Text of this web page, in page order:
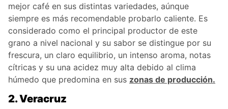
mejor café en sus distintas variedades, aúnque
siempre es más recomendable probarlo caliente. Es
considerado como el principal productor de este
grano a nivel nacional y su sabor se distingue por su
frescura, un claro equilibrio, un intenso aroma, notas
cítricas y su una acidez muy alta debido al clima
húmedo que predomina en sus zonas de producción.
2. Veracruz